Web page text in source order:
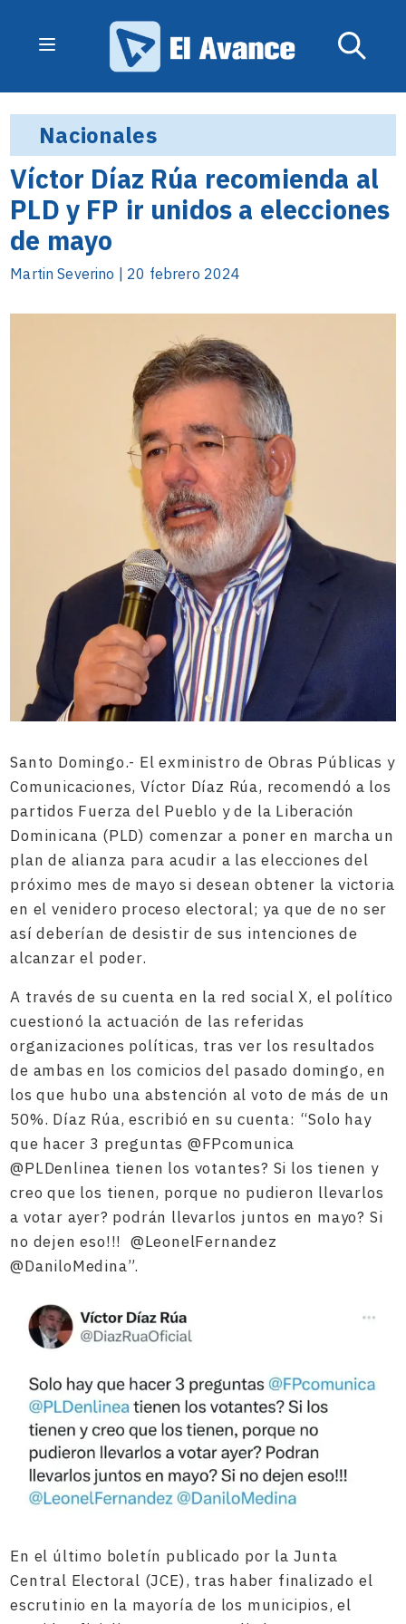
Nacionales
Víctor Díaz Rúa recomienda al
PLD y FP ir unidos a elecciones
de mayo
Martin Severino | 20 febrero 2024
Santo Domingo.- El exministro de Obras Públicas y
Comunicaciones, Víctor Díaz Rúa, recomendó a los
partidos Fuerza del Pueblo y de la Liberación
Dominicana (PLD) comenzar a poner en marcha un
plan de alianza para acudir a las elecciones del
próximo mes de mayo si desean obtener la victoria
en el venidero proceso electoral; ya que de no ser
así deberían de desistir de sus intenciones de
alcanzar el poder.
A través de su cuenta en la red social X, el político
cuestionó la actuación de las referidas
organizaciones políticas, tras ver los resultados
de ambas en los comicios del pasado domingo, en
los que hubo una abstención al voto de más de un
50%. Díaz Rúa, escribió en su cuenta: “Solo hay
que hacer 3 preguntas @FPcomunica
@PLDenlinea tienen los votantes? Si los tienen y
creo que los tienen, porque no pudieron llevarlos
a votar ayer? podrán llevarlos juntos en mayo? Si
no dejen eso!!! @LeonelFernandez
@DaniloMedina”.
En el último boletín publicado por la Junta
Central Electoral (JCE), tras haber finalizado el
escrutinio en la mayoría de los municipios, el